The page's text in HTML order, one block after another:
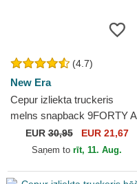
(4.7)
New Era
Cepur izliekta truckeris
melns snapback 9FORTY A
Frame Tonal no Chicago
Bulls NBA no New Era
EUR30,95 EUR 21,67
Saņem to rīt, 11. Aug.